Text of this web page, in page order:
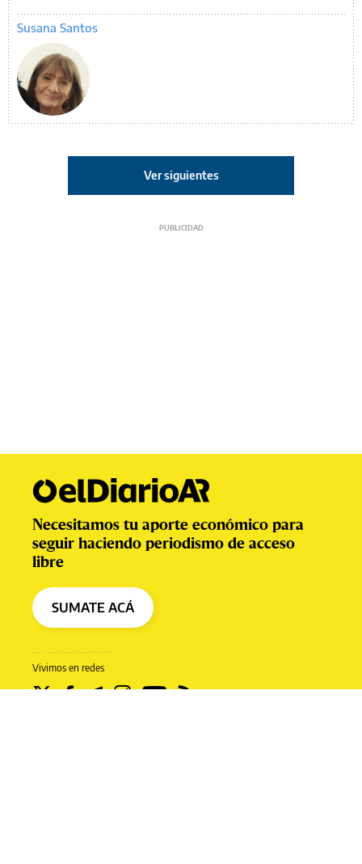
Susana Santos
Ver siguientes
Vivimos en redes
Necesitamos tu aporte económico para
seguir haciendo periodismo de acceso
libre
SUMATE ACÁ